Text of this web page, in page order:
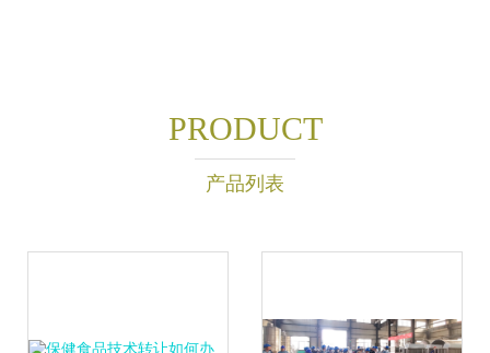
PRODUCT
产品列表